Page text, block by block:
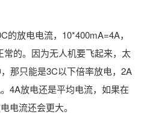
放电电流，10*400mA=4A，
的。因为无人机要飞起来，太
那只能是3C以下倍率放电，2A
4A放电还是平均电流，如果在
电流还会更大。